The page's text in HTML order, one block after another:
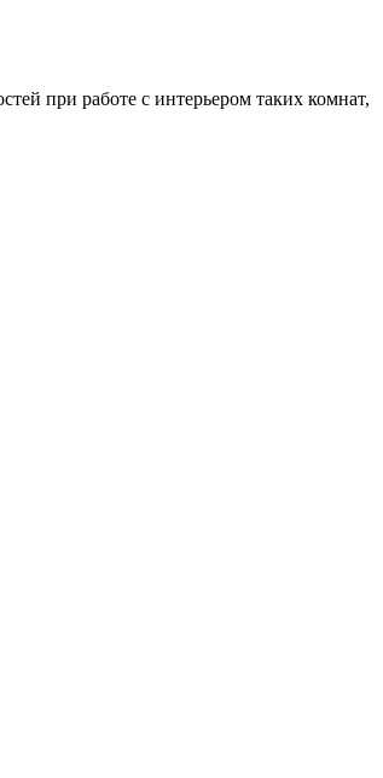
при работе с интерьером таких комнат,